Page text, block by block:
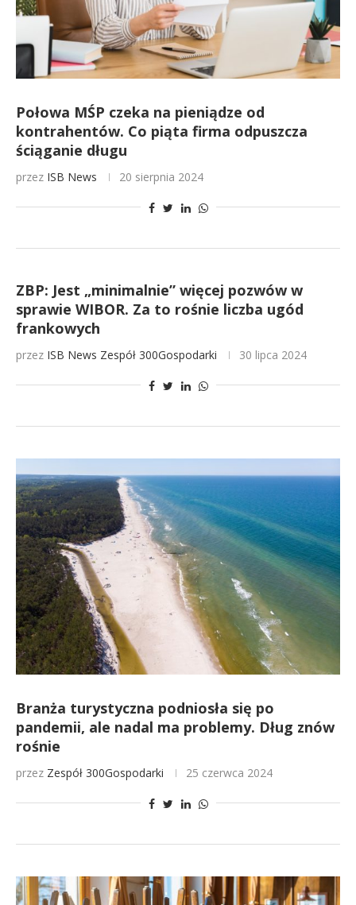
Połowa MŚP czeka na pieniądze od
kontrahentów. Co piąta firma odpuszcza
ściąganie długu
przez ISB News 20 sierpnia 2024
ZBP: Jest „minimalnie” więcej pozwów w
sprawie WIBOR. Za to rośnie liczba ugód
frankowych
przez ISB News Zespół 300Gospodarki 30 lipca 2024
Branża turystyczna podniosła się po
pandemii, ale nadal ma problemy. Dług znów
rośnie
przez Zespół 300Gospodarki 25 czerwca 2024